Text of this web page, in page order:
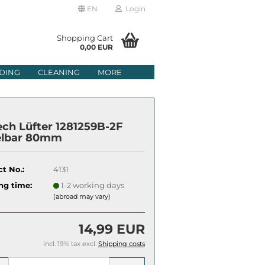
EN Login
a new account
password?
Shopping Cart
0,00 EUR
CLEANING MORE
Lüfter 1281259B-2F
80mm
No.:
4131
time:
1-2 working days
(abroad may vary)
14,99 EUR
incl. 19% tax excl. Shipping costs